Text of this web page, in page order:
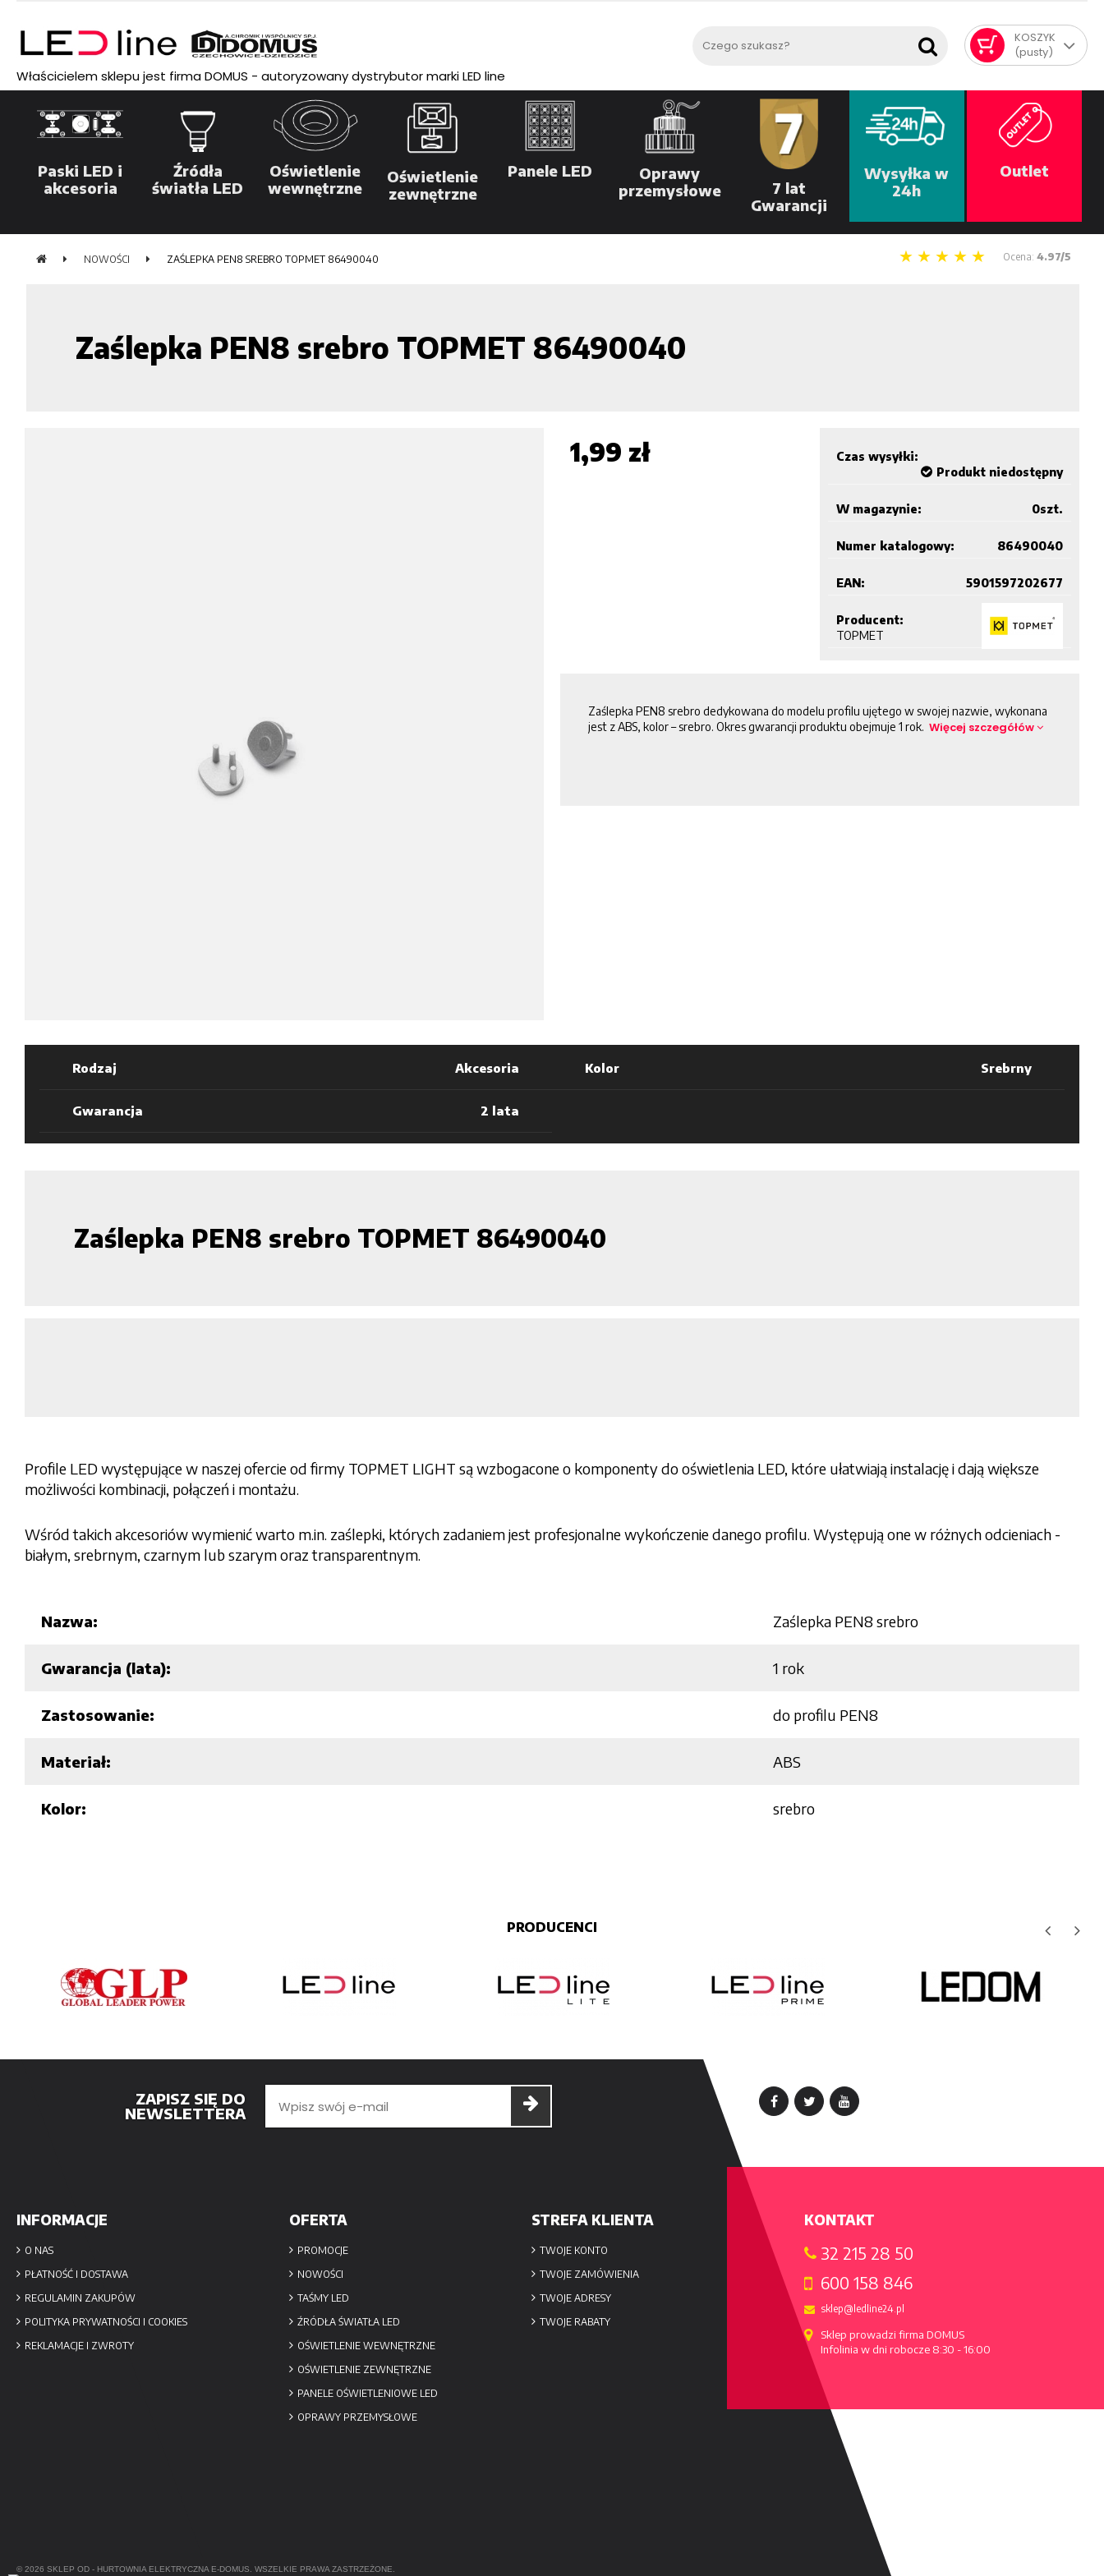
KOSZYK
(pusty)
Właścicielem sklepu jest firma DOMUS - autoryzowany dystrybutor marki LED line
Paski LED i
akcesoria
Źródła
światła LED
Oświetlenie
wewnętrzne
Oświetlenie
zewnętrzne
Panele LED
Oprawy
przemysłowe
7 lat
Gwarancji
Wysyłka w
24h
Outlet
NOWOŚCI ZAŚLEPKA PEN8 SREBRO TOPMET 86490040 Ocena: 4.97/5
Zaślepka PEN8 srebro TOPMET 86490040
1,99 zł
Czas wysyłki:
Produkt niedostępny
W magazynie: szt.
0
Numer katalogowy: 86490040
EAN: 5901597202677
Producent:
TOPMET
Zaślepka PEN8 srebro dedykowana do modelu profilu ujętego w swojej nazwie, wykonana
jest z ABS, kolor – srebro. Okres gwarancji produktu obejmuje 1 rok. Więcej szczegółów
Rodzaj Akcesoria Kolor Srebrny
Gwarancja 2 lata
Zaślepka PEN8 srebro TOPMET 86490040
Profile LED występujące w naszej ofercie od firmy TOPMET LIGHT są wzbogacone o komponenty do oświetlenia LED, które ułatwiają instalację i dają większe
możliwości kombinacji, połączeń i montażu.
Wśród takich akcesoriów wymienić warto m.in. zaślepki, których zadaniem jest profesjonalne wykończenie danego profilu. Występują one w różnych odcieniach -
białym, srebrnym, czarnym lub szarym oraz transparentnym.
Nazwa: Zaślepka PEN8 srebro
Gwarancja (lata): 1 rok
Zastosowanie: do profilu PEN8
Materiał: ABS
Kolor: srebro
PRODUCENCI
ZAPISZ SIĘ DO
NEWSLETTERA
INFORMACJE
O NAS
PŁATNOŚĆ I DOSTAWA
REGULAMIN ZAKUPÓW
POLITYKA PRYWATNOŚCI I COOKIES
REKLAMACJE I ZWROTY
OFERTA
PROMOCJE
NOWOŚCI
TAŚMY LED
ŹRÓDŁA ŚWIATŁA LED
OŚWIETLENIE WEWNĘTRZNE
OŚWIETLENIE ZEWNĘTRZNE
PANELE OŚWIETLENIOWE LED
OPRAWY PRZEMYSŁOWE
STREFA KLIENTA
TWOJE KONTO
TWOJE ZAMÓWIENIA
TWOJE ADRESY
TWOJE RABATY
KONTAKT
32 215 28 50
600 158 846
sklep@ledline24.pl
Sklep prowadzi firma DOMUS
Infolinia w dni robocze 8:30 - 16:00
© 2026 SKLEP OD - HURTOWNIA ELEKTRYCZNAE-DOMUS. WSZELKIE PRAWA ZASTRZEŻONE.